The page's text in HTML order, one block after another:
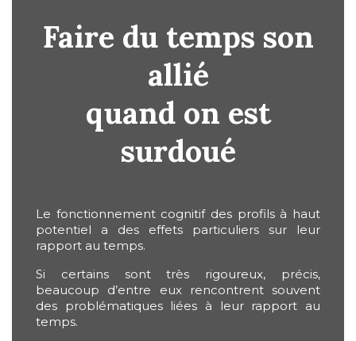
Faire du temps son
allié
quand on est
surdoué
Le fonctionnement cognitif des profils à haut
potentiel a des effets particuliers sur leur
rapport au temps.
Si certains sont très rigoureux, précis,
beaucoup d’entre eux rencontrent souvent
des problématiques liées à leur rapport au
temps.